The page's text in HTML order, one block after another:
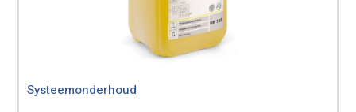
Systeemonderhoud